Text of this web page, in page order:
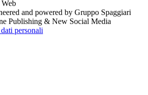
and powered by Gruppo Spaggiari
Publishing & New Social Media
personali